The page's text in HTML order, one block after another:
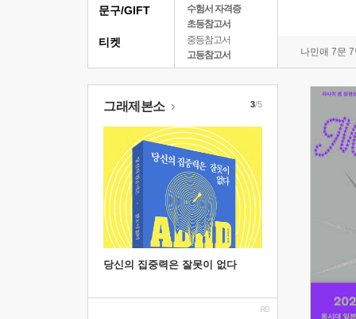
수험서 자격증
초등참고서
중등참고서
고등참고서
나민애 7문
문구/GIFT
티켓
그래제본소
당신의 집중력은 잘못이 없다
3/5